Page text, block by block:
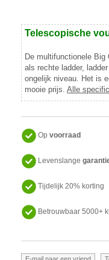
Telescopische
De multifunctionele Big
als rechte ladder,
ongelijk niveau. Het is
mooie prijs. Alle
Op voorraad
Levenslange
Tijdelijk 20% korting
Betrouwbaar 5000+